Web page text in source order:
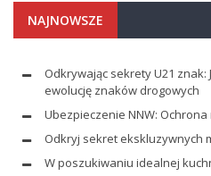
NAJNOWSZE
Odkrywając sekrety U21 znak:
ewolucję znaków drogowych
Ubezpieczenie NNW:
Odkryj sekret ekskluzywnych
W poszukiwaniu idealnej